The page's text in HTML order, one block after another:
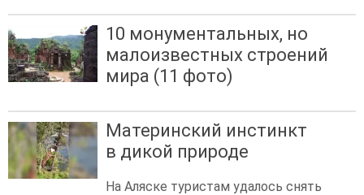
10 монументальных, но
малоизвестных строений
мира (11 фото)
Материнский инстинкт
в дикой природе
На Аляске туристам удалось снять